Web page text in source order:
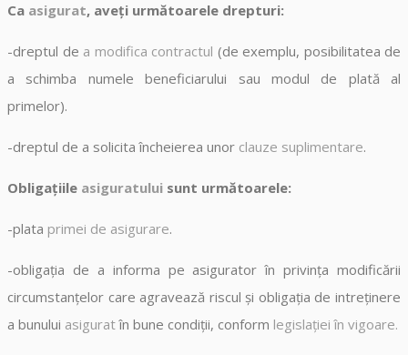
Ca asigurat, aveți următoarele drepturi:
-dreptul de a modifica contractul (de exemplu, posibilitatea de
a schimba numele beneficiarului sau modul de plată al
primelor).
-dreptul de a solicita încheierea unor clauze suplimentare.
Obligațiile asiguratului sunt următoarele:
-plata primei de asigurare.
-obligația de a informa pe asigurator în privința modificării
circumstanțelor care agravează riscul și obligația de intreținere
a bunului asiguratîn bune condiții, conform legislației în vigoare.